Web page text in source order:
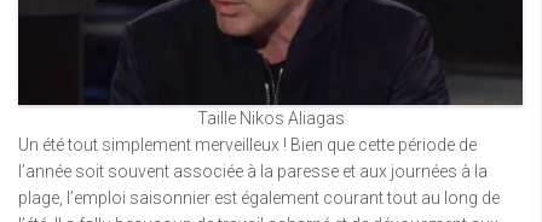
Taille Nikos Aliagas
Un été tout simplement merveilleux ! Bien que cette période de
l’année soit souvent associée à la paresse et aux journées à la
plage, l’emploi saisonnier est également courant tout au long de